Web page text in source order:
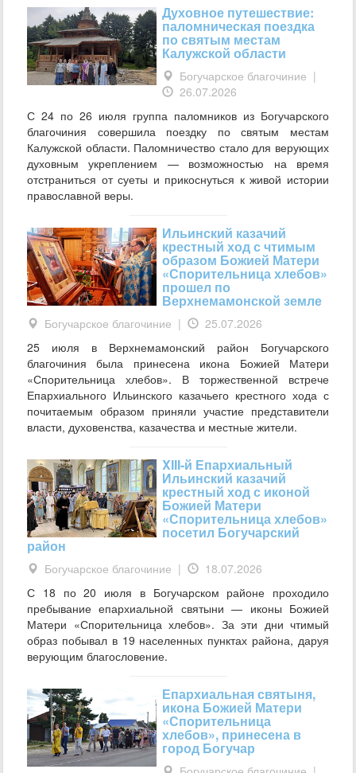
Духовное путешествие:
паломническая поездка
по святым местам
Калужской области
Богучарское благочиние |
26.07.2026
С 24 по 26 июля группа паломников из Богучарского
благочиния совершила поездку по святым местам
Калужской области. Паломничество стало для верующих
духовным укреплением — возможностью на время
отстраниться от суеты и прикоснуться к живой истории
православной веры.
Ильинский казачий
крестный ход с чтимым
образом Божией Матери
«Спорительница хлебов»
прошел по
Верхнемамонской земле
Богучарское благочиние |
25.07.2026
25 июля в Верхнемамонский район Богучарского
благочиния была принесена икона Божией Матери
«Спорительница хлебов». В торжественной встрече
Епархиального Ильинского казачьего крестного хода с
почитаемым образом приняли участие представители
власти, духовенства, казачества и местные жители.
XIII-й Епархиальный
Ильинский казачий
крестный ход с иконой
Божией Матери
«Спорительница хлебов»
посетил Богучарский
район
Богучарское благочиние |
18.07.2026
С 18 по 20 июля в Богучарском районе проходило
пребывание епархиальной святыни — иконы Божией
Матери «Спорительница хлебов». За эти дни чтимый
образ побывал в 19 населенных пунктах района, даруя
верующим благословение.
Епархиальная святыня,
икона Божией Матери
«Спорительница
хлебов», принесена в
город Богучар